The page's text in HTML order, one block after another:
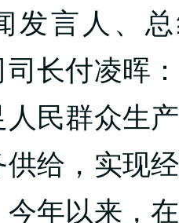
发言人、
长付凌晖
民群众生
给，实现
年以来，